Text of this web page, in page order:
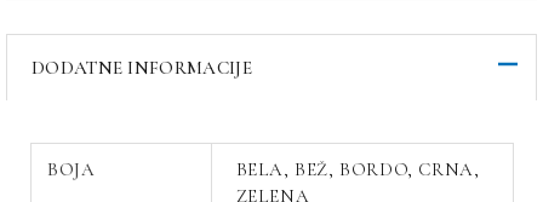
DODATNE INFORMACIJE
BOJA
BELA, BEŽ, BORDO, CRNA,
ZELENA